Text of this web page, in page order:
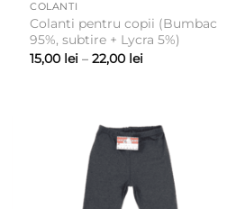
COLANTI
Colanti pentru copii (Bumbac
95%, subtire + Lycra 5%)
15,00 lei – 22,00 lei
22,00 lei